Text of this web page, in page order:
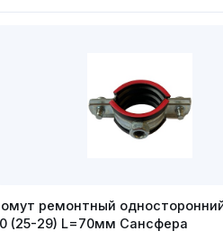
ремонтный
(25-29) L=70мм Сансфера